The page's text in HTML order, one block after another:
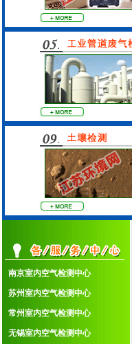
南京室内空气检测中心
苏州室内空气检测中心
常州室内空气检测中心
无锡室内空气检测中心
1.南京室内空气检测中心
3.常州室内空气检测中心
4.无锡室内空气检测中心